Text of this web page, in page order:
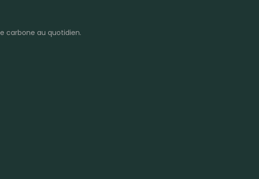
carbone au quotidien.